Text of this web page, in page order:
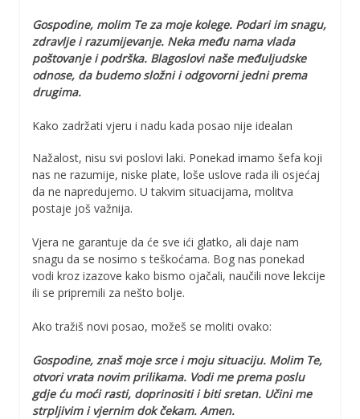
Gospodine, molim Te za moje kolege. Podari im snagu,
zdravlje i razumijevanje. Neka među nama vlada
poštovanje i podrška. Blagoslovi naše međuljudske
odnose, da budemo složni i odgovorni jedni prema
drugima.
Kako zadržati vjeru i nadu kada posao nije idealan
Nažalost, nisu svi poslovi laki. Ponekad imamo šefa koji
nas ne razumije, niske plate, loše uslove rada ili osjećaj
da ne napredujemo. U takvim situacijama, molitva
postaje još važnija.
Vjera ne garantuje da će sve ići glatko, ali daje nam
snagu da se nosimo s teškoćama. Bog nas ponekad
vodi kroz izazove kako bismo ojačali, naučili nove lekcije
ili se pripremili za nešto bolje.
Ako tražiš novi posao, možeš se moliti ovako:
Gospodine, znaš moje srce i moju situaciju. Molim Te,
otvori vrata novim prilikama. Vodi me prema poslu
gdje ću moći rasti, doprinositi i biti sretan. Učini me
strpljivim i vjernim dok čekam. Amen.